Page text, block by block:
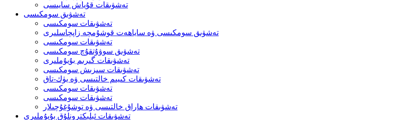
تەشۋىقات قۇياش سايىسى
تەشۋىق سومكىسى
تەشۋىقات سومكىسى
تەشۋىق سومكىسى ۋە ساياھەت قوشۇمچە زاپچاسلىرى
تەشۋىقات سومكىسى
تەشۋىق سوۋۇتقۇچ سومكىسى
تەشۋىقات گىرىم بۇيۇملىرى
تەشۋىقات سىزىش سومكىسى
تەشۋىقات كىيىم خالتىسى ۋە يۈك-تاق
تەشۋىقات سومكىسى
تەشۋىقات سومكىسى
تەشۋىقات ھاراق خالتىسى ۋە توشۇغۇچىلار
تەشۋىقات ئېلېكترونلۇق بۇيۇملىرى